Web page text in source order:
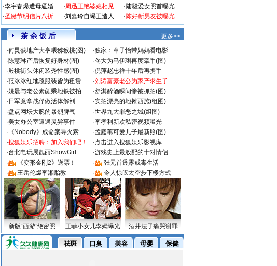
·李宇春爆遭母逼婚
·圣诞节明信片八折
·周迅王艳婆媳相见
·刘嘉玲自曝正造人
·陆毅爱女照首曝光
·陈好新男友被曝光
茶 余 饭 后
更多>>
·何炅获地产大亨喂猕猴桃(图) ·独家：章子怡带妈妈看电影
·陈慧琳产后恢复好身材(图) ·佟大为马伊琍再度牵手(图)
·殷桃街头休闲装秀性感(图) ·倪萍赵忠祥十年后再携手
·范冰冰红地毯服装皆为租赁 ·刘涛富豪老公为家产求生子
·姚晨与老公素颜乘地铁被拍 ·舒淇醉酒瞬间惨被抓拍(图)
· 日军竟拿战俘做活体解剖 ·实拍漂亮的地摊西施(组图)
·盘点网坛大腕的暴烈脾气 ·世界九大罪恶之城(组图)
·美女办公室遭遇灵异事件 ·李孝利新欢私密视频曝光
· 《Nobody》成命案导火索 ·孟庭苇可爱儿子最新照(图)
·搜狐娱乐招聘：加入我们吧！ ·点击进入搜狐娱乐影视库
·台北电玩展靓丽ShowGirl ·游戏史上最般配的十对情侣
·
《变形金刚2》送票！ ·
张元首透露戒毒生活
·
王岳伦爆李湘胎教 · 令人惊叹太空步下楼方式
新版“西游”绝密照 王菲小女儿李嫣曝光 酒井法子痛哭谢罪